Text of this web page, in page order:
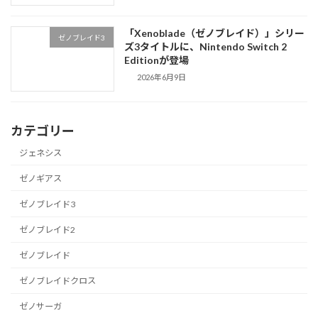
ゼノブレイド3
「Xenoblade（ゼノブレイド）」シリー
ズ3タイトルに、Nintendo Switch 2
Editionが登場
2026年6月9日
カテゴリー
ジェネシス
ゼノギアス
ゼノブレイド3
ゼノブレイド2
ゼノブレイド
ゼノブレイドクロス
ゼノサーガ